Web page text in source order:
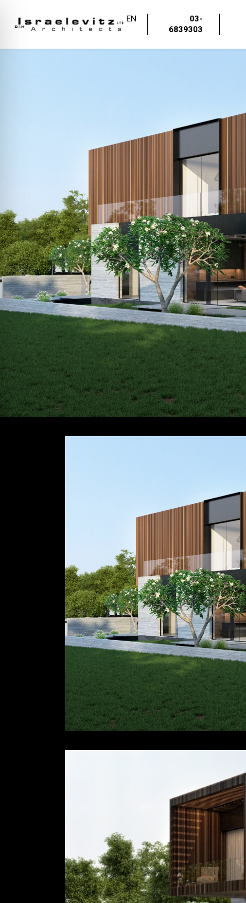
03-
6839303
EN